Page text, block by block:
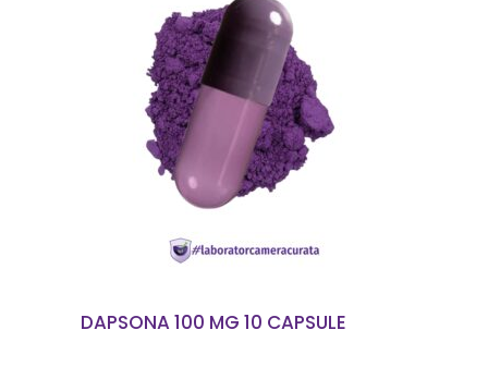
CITEȘTE MAI MULT
DAPSONA 100 MG 10 CAPSULE